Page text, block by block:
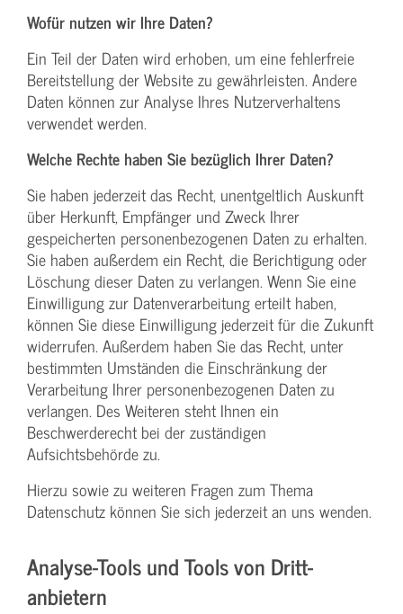
Wofür nutzen wir Ihre Daten?
Ein Teil der Daten wird erhoben, um eine fehlerfreie
Bereitstellung der Website zu gewährleisten. Andere
Daten können zur Analyse Ihres Nutzerverhaltens
verwendet werden.
Welche Rechte haben Sie bezüglich Ihrer Daten?
Sie haben jederzeit das Recht, unentgeltlich Auskunft
über Herkunft, Empfänger und Zweck Ihrer
gespeicherten personenbezogenen Daten zu erhalten.
Sie haben außerdem ein Recht, die Berichtigung oder
Löschung dieser Daten zu verlangen. Wenn Sie eine
Einwilligung zur Datenverarbeitung erteilt haben,
können Sie diese Einwilligung jederzeit für die Zukunft
widerrufen. Außerdem haben Sie das Recht, unter
bestimmten Umständen die Einschränkung der
Verarbeitung Ihrer personenbezogenen Daten zu
verlangen. Des Weiteren steht Ihnen ein
Beschwerderecht bei der zuständigen
Aufsichtsbehörde zu.
Hierzu sowie zu weiteren Fragen zum Thema
Datenschutz können Sie sich jederzeit an uns wenden.
Analyse-Tools und Tools von Dritt­
anbietern